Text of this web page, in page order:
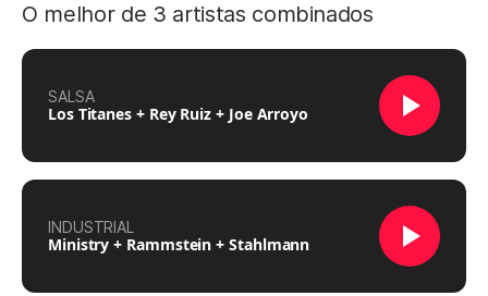
O melhor de 3 artistas combinados
SALSA
Los Titanes + Rey Ruiz + Joe Arroyo
INDUSTRIAL
Ministry + Rammstein + Stahlmann